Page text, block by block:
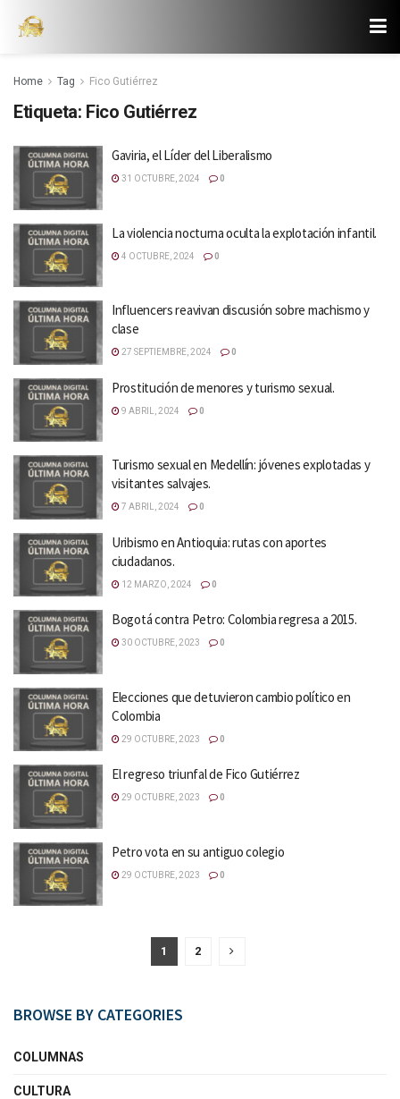
Home Tag Fico Gutiérrez
Etiqueta: Fico Gutiérrez
Gaviria, el Líder del Liberalismo
31 OCTUBRE, 2024 0
La violencia nocturna oculta la explotación infantil.
4 OCTUBRE, 2024 0
Influencers reavivan discusión sobre machismo y
clase
27 SEPTIEMBRE, 2024 0
Prostitución de menores y turismo sexual.
9 ABRIL, 2024 0
Turismo sexual en Medellín: jóvenes explotadas y
visitantes salvajes.
7 ABRIL, 2024 0
Uribismo en Antioquia: rutas con aportes
ciudadanos.
12 MARZO, 2024 0
Bogotá contra Petro: Colombia regresa a 2015.
30 OCTUBRE, 2023 0
Elecciones que detuvieron cambio político en
Colombia
29 OCTUBRE, 2023 0
El regreso triunfal de Fico Gutiérrez
29 OCTUBRE, 2023 0
Petro vota en su antiguo colegio
29 OCTUBRE, 2023 0
1 2
BROWSE BY CATEGORIES
COLUMNAS
CULTURA